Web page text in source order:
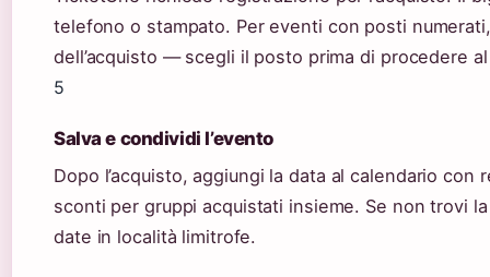
telefono o stampato. Per eventi con posti
dell’acquisto — scegli il posto prima di procedere
5
Salva e condividi l’evento
Dopo l’acquisto, aggiungi la data al calendario
sconti per gruppi acquistati insieme. Se non trovi
date in località limitrofe.